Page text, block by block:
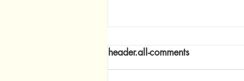
header.all-comments